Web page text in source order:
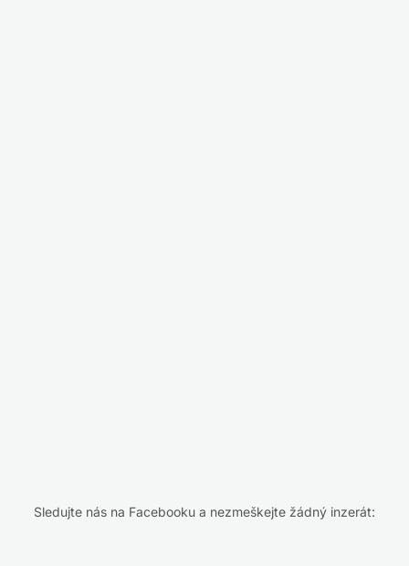
Sledujte nás na Facebooku a nezmeškejte žádný inzerát: